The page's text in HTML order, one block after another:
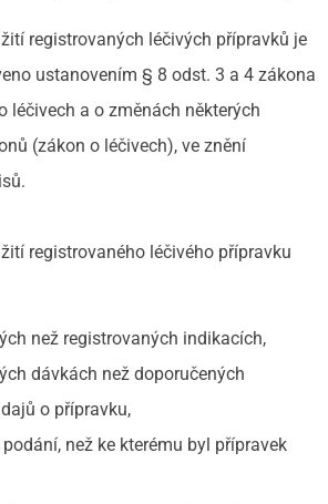
registrovaných léčivých přípravků je
ustanovením § 8 odst. 3 a 4 zákona
léčivech a o změnách některých
(zákon o léčivech), ve znění
registrovaného léčivého přípravku
než registrovaných indikacích,
dávkách než doporučených
o přípravku,
než ke kterému byl přípravek